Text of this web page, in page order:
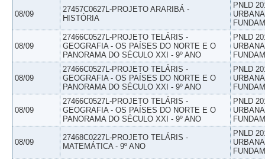
08/09
27457C0627L-PROJETO ARARIBÁ -
HISTÓRIA
PNLD
08/09
27466C0527L-PROJETO TELÁRIS -
GEOGRAFIA - OS PAÍSES DO NORTE E O
PANORAMA DO SÉCULO XXI - 9º ANO
PNLD
08/09
27466C0527L-PROJETO TELÁRIS -
GEOGRAFIA - OS PAÍSES DO NORTE E O
PANORAMA DO SÉCULO XXI - 9º ANO
PNLD
08/09
27466C0527L-PROJETO TELÁRIS -
GEOGRAFIA - OS PAÍSES DO NORTE E O
PANORAMA DO SÉCULO XXI - 9º ANO
PNLD
08/09
27468C0227L-PROJETO TELÁRIS -
MATEMÁTICA - 9º ANO
PNLD